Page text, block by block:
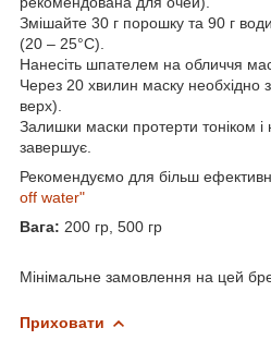
Змішайте 30 г порошку та 90 г
(20 – 25°С).
Нанесіть шпателем на обличчя
Через 20 хвилин маску
верх).
Залишки маски протерти тоніком
завершує.
Рекомендуємо для більш
off water"
Вага: 200 гр, 500 гр
Мінімальне замовлення на цей
Приховати